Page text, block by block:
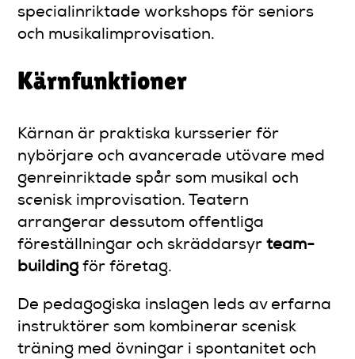
specialinriktade workshops för seniors
och musikalimprovisation.
Kärnfunktioner
Kärnan är praktiska kursserier för
nybörjare och avancerade utövare med
genreinriktade spår som musikal och
scenisk improvisation. Teatern
arrangerar dessutom offentliga
föreställningar och skräddarsyrteam-
building för företag.
De pedagogiska inslagen leds av erfarna
instruktörer som kombinerar scenisk
träning med övningar i spontanitet och